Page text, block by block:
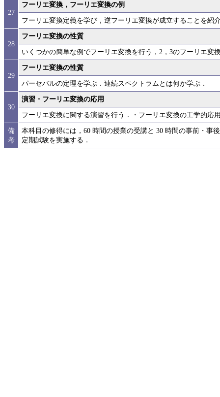
27
フーリエ変換，フーリエ変換の例
フーリエ変換定義を学び，逆フーリエ変換が成立することを紹
28
フーリエ変換の性質
いくつかの簡単な例でフーリエ変換を行う，2，3のフーリエ変
29
フーリエ変換の性質
パーセバルの定理を学ぶ．連続スペクトラムとは何か学ぶ．
30
演習・フーリエ変換の応用
フーリエ変換に関する演習を行う．・フーリエ変換の工学的応
備
考
本科目の修得には，60 時間の授業の受講と 30 時間の事前・事
定期試験を実施する．